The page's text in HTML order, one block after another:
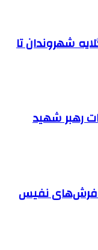
شهروندان تا
رهبر شهید
فرش‌های نفیس